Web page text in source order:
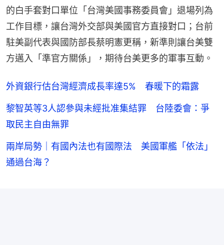
的白手套對口單位「台灣美國事務委員會」退場列為
工作目標，讓台灣外交部與美國官方直接對口；台前
駐美副代表與國防部長蔡明憲更稱，新準則讓台美雙
方邁入「準官方關係」，期待台美更多的軍事互動。
外資銀行估台灣經濟成長率達5% 春暖下的霜露
黎智英等3人認參與未經批准集結罪 台陸委會：爭
取民主自由無罪
兩岸局勢｜有國內法也有國際法 美國軍艦「依法」
通過台海？